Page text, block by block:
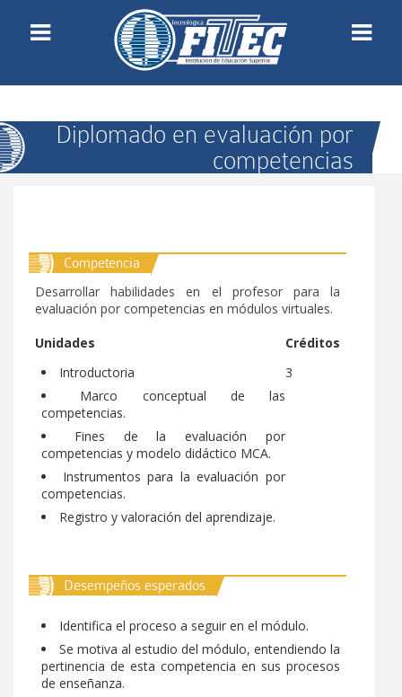
Estudiantes
Aula virtual
Aula de apoyo estudiantil
Noticia
Contacto
Profesores
Formación y capacitación
Calendario mensual
Convocatorias
Galería de actividades
Formatos SGC
Inicio
Administrativos
Imagen Corporativa
Gestión de Calidad
Registro calificado y acreditación
Actos Internos
Reseña Histórica
Estructura Organizacional
Plan de Desarrollo
Programas
Emprendimiento
Diplomado en evaluación por
competencias
Competencia
Desarrollar habilidades en el profesor para la
evaluación por competencias en módulos virtuales.
Unidades
Créditos
Introductoria
Marco conceptual de las
competencias.
Fines de la evaluación por
competencias y modelo didáctico MCA.
Instrumentos para la evaluación por
competencias.
Registro y valoración del aprendizaje.
3
Desempeños esperados
Identifica el proceso a seguir en el módulo.
Se motiva al estudio del módulo, entendiendo la
pertinencia de esta competencia en sus procesos
de enseñanza.